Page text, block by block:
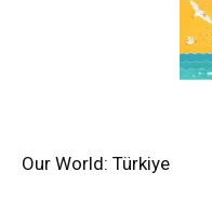
Our World: Türkiye